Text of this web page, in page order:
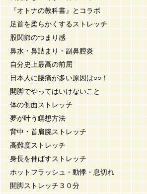
『オトナの教科書』とコラボ
足首を柔らかくするストレッチ
股関節のつまり感
鼻水・鼻詰まり・副鼻腔炎
自分史上最高の前屈
日本人に腰痛が多い原因は○○！
開脚でやってはいけないこと
体の側面ストレッチ
夢が叶う瞑想方法
背中・首肩腕ストレッチ
高難度ストレッチ
身長を伸ばすストレッチ
ホットフラッシュ・動悸・息切れ
開脚ストレッチ３０分